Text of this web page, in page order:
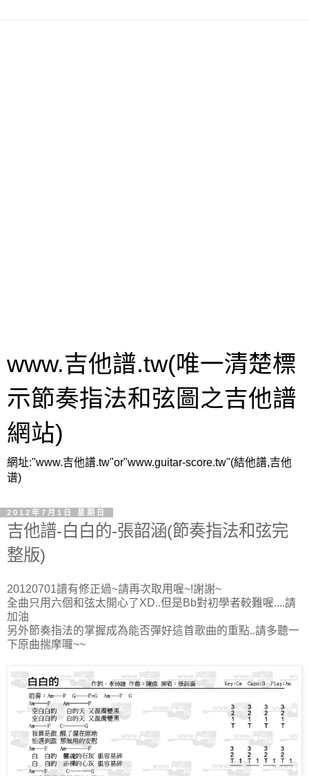
www.吉他譜.tw(唯一清楚標
示節奏指法和弦圖之吉他譜
網站)
網址:"www.吉他譜.tw"or"www.guitar-score.tw"(結他譜,吉他
谱)
2012年7月1日 星期日
吉他譜-白白的-張韶涵(節奏指法和弦完
整版)
20120701譜有修正過~請再次取用喔~!謝謝~
全曲只用六個和弦太開心了XD..但是Bb對初學者較難喔....請
加油
另外節奏指法的掌握成為能否彈好這首歌曲的重點..請多聽一
下原曲揣摩囉~~